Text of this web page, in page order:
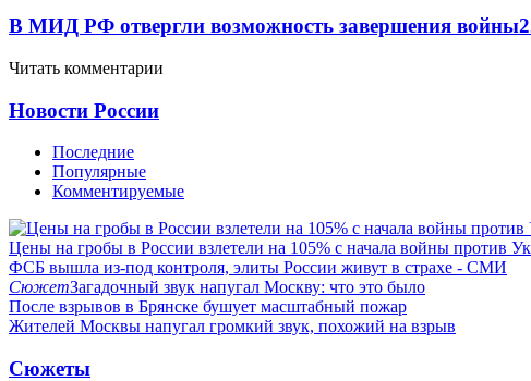
В МИД РФ отвергли возможность завершения войны
Читать комментарии
Новости России
Последние
Популярные
Комментируемые
Цены на гробы в России взлетели на 105% с начала войны против
ФСБ вышла из-под контроля, элиты России живут в страхе - СМИ
СюжетЗагадочный звук напугал Москву: что это было
После взрывов в Брянске бушует масштабный пожар
Жителей Москвы напугал громкий звук, похожий на взрыв
Сюжеты